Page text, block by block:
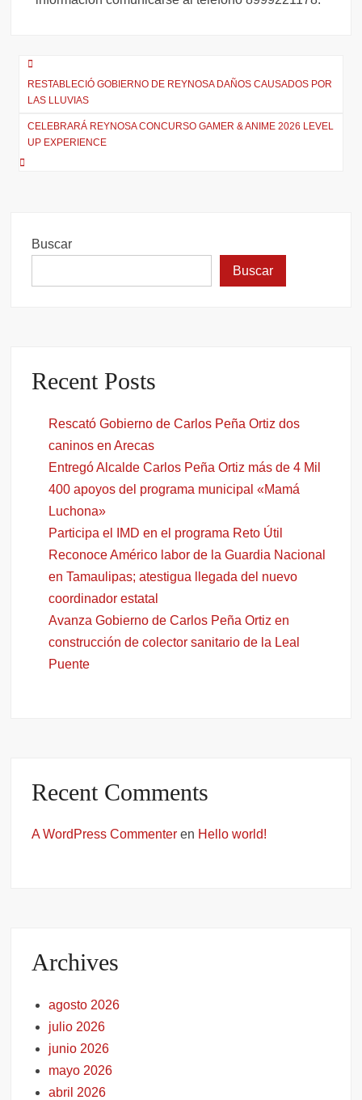
Navegación
de
entradas
RESTABLECIÓ GOBIERNO DE REYNOSA DAÑOS CAUSADOS POR
LAS LLUVIAS
CELEBRARÁ REYNOSA CONCURSO GAMER & ANIME 2026 LEVEL
UP EXPERIENCE
Buscar
Buscar
Recent Posts
Rescató Gobierno de Carlos Peña Ortiz dos
caninos en Arecas
Entregó Alcalde Carlos Peña Ortiz más de 4 Mil
400 apoyos del programa municipal «Mamá
Luchona»
Participa el IMD en el programa Reto Útil
Reconoce Américo labor de la Guardia Nacional
en Tamaulipas; atestigua llegada del nuevo
coordinador estatal
Avanza Gobierno de Carlos Peña Ortiz en
construcción de colector sanitario de la Leal
Puente
Recent Comments
A WordPress Commenter en Hello world!
Archives
agosto 2026
julio 2026
junio 2026
mayo 2026
abril 2026